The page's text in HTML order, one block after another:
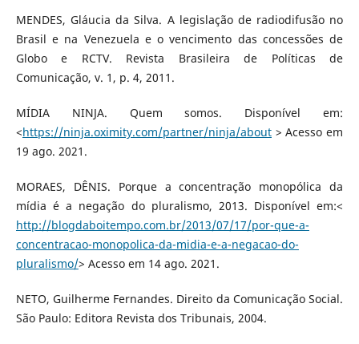
MENDES, Gláucia da Silva. A legislação de radiodifusão no
Brasil e na Venezuela e o vencimento das concessões de
Globo e RCTV. Revista Brasileira de Políticas de
Comunicação, v. 1, p. 4, 2011.
MÍDIA NINJA. Quem somos. Disponível em:
<https://ninja.oximity.com/partner/ninja/about> Acesso em
19 ago. 2021.
MORAES, DÊNIS. Porque a concentração monopólica da
mídia é a negação do pluralismo, 2013. Disponível em:<
http://blogdaboitempo.com.br/2013/07/17/por-que-a-
concentracao-monopolica-da-midia-e-a-negacao-do-
pluralismo/> Acesso em 14 ago. 2021.
NETO, Guilherme Fernandes. Direito da Comunicação Social.
São Paulo: Editora Revista dos Tribunais, 2004.